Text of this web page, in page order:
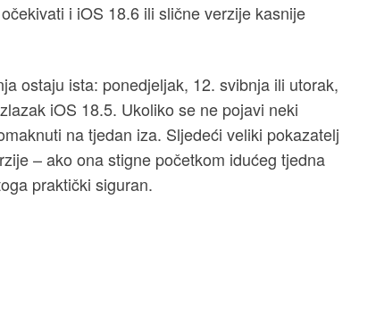
i iOS 18.6 ili slične verzije kasnije
ostaju ista: ponedjeljak, 12. svibnja ili utorak,
iOS 18.5. Ukoliko se ne pojavi neki
na tjedan iza. Sljedeći veliki pokazatelj
– ako ona stigne početkom idućeg tjedna
praktički siguran.